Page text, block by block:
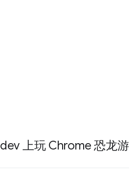
dev 上玩 Chrome 恐龙游